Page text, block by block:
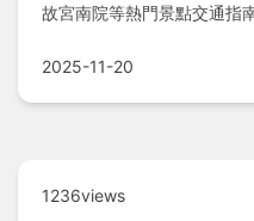
故宮南院等熱門景點交通指
的所有旅行疑問。
2025-11-20
1236views